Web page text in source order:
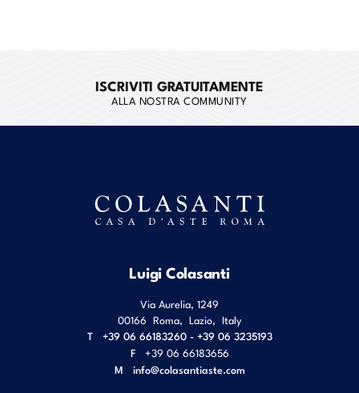
ISCRIVITI GRATUITAMENTE
ALLA NOSTRA COMMUNITY
Luigi Colasanti
Via Aurelia, 1249
00166 Roma Lazio Italy
T
+39 06 66183260 - +39 06 3235193
F
+39 06 66183656
M info@colasantiaste.com